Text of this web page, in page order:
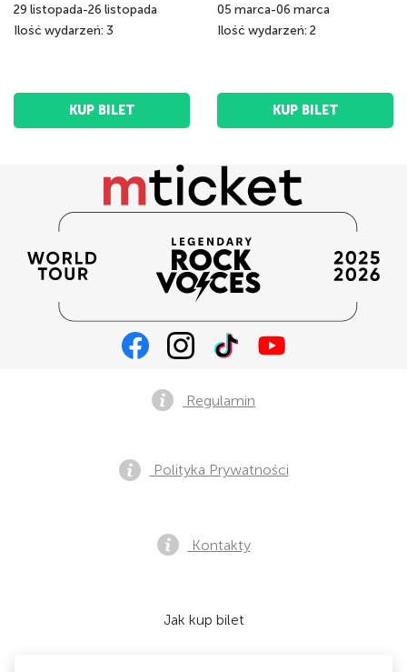
29 listopada-26 listopada
Ilość wydarzeń: 3
KUP BILET
05 marca-06 marca
Ilość wydarzeń: 2
KUP BILET
Regulamin
Polityka Prywatności
Kontakty
Jak kup bilet